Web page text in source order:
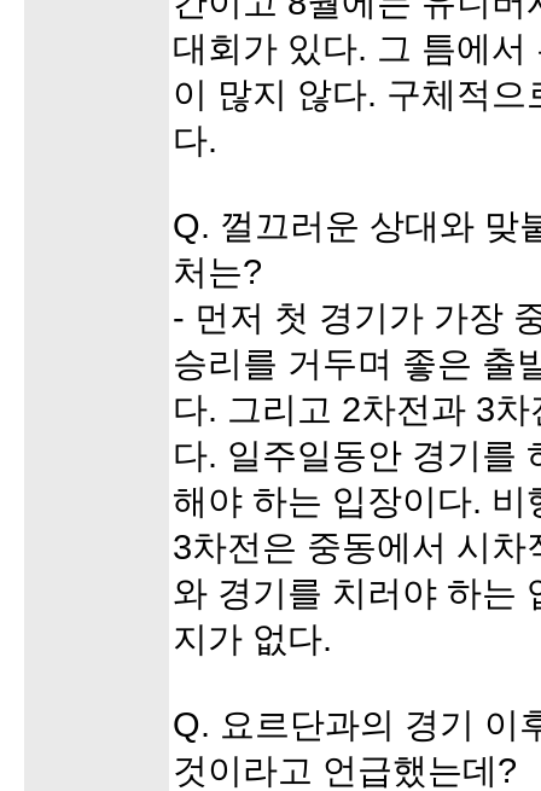
대회가 있다. 그 틈에
이 많지 않다. 구체적
다.
Q. 껄끄러운 상대와 맞
처는?
- 먼저 첫 경기가 가장
승리를 거두며 좋은 출
다. 그리고 2차전과 3
다. 일주일동안 경기를
해야 하는 입장이다.
3차전은 중동에서 시
와 경기를 치러야 하는
지가 없다.
Q. 요르단과의 경기 이
것이라고 언급했는데?